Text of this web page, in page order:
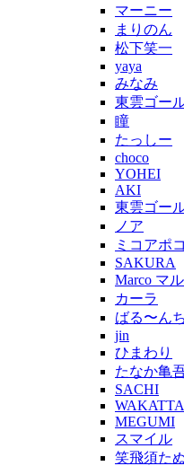
マーニー
まりのん
松下笑一
yaya
みなみ
東雲ゴー
瞳
たっしー
choco
YOHEI
AKI
東雲ゴー
ノア
ミコアポコ
SAKURA
Marco マ
カーラ
ばる〜ん
jin
ひまわり
たなか亀
SACHI
WAKATTA
MEGUMI
スマイル
笑飛須た